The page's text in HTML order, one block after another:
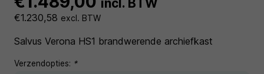
incl. BTW
€1.230,58 excl. BTW
Salvus Verona HS1 brandwerende archiefkast
Verzendopties: *